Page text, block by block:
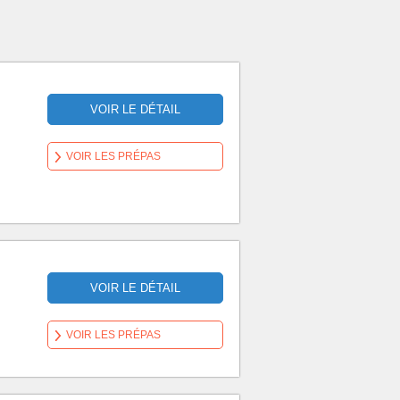
VOIR LE DÉTAIL
VOIR LES PRÉPAS
VOIR LE DÉTAIL
VOIR LES PRÉPAS